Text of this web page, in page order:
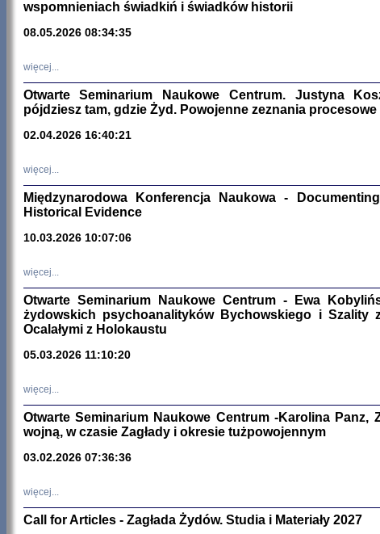
nr 17, R.
Warszawa
NIE WIEMY CO
Dziennik
Moszek Baum, oprac.
Zagłada
Studia i
wspomnieniach świadkiń i świadków historii
08.05.2026 08:34:35
więcej...
Otwarte Seminarium Naukowe Centrum. Justyna
pójdziesz tam, gdzie Żyd. Powojenne zeznania procesowe
02.04.2026 16:40:21
więcej...
Międzynarodowa Konferencja Naukowa -
Historical Evidence
10.03.2026 10:07:06
więcej...
Otwarte Seminarium Naukowe Centrum - Ewa
żydowskich psychoanalityków Bychowskiego i
Ocalałymi z Holokaustu
05.03.2026 11:10:20
więcej...
Otwarte Seminarium Naukowe Centrum -Karolina Panz,
wojną, w czasie Zagłady i okresie tużpowojennym
03.02.2026 07:36:36
więcej...
Call for Articles - Zagłada Żydów. Studia i Materiały 2027